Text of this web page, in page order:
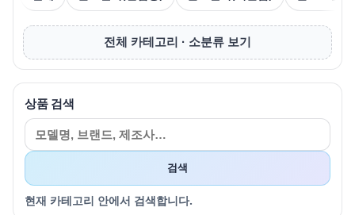
전체 카테고리 · 소분류 보기
상품 검색
검색
현재 카테고리 안에서 검색합니다.